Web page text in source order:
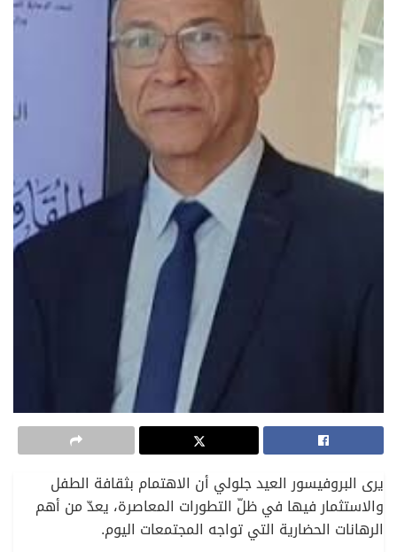
يرى البروفيسور العيد جلولي أن الاهتمام بثقافة الطفل
والاستثمار فيها في ظلّ التطورات المعاصرة، يعدّ من أهم
الرهانات الحضارية التي تواجه المجتمعات اليوم.